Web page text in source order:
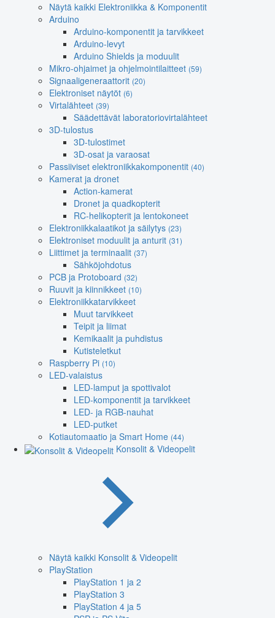
Näytä kaikki Elektroniikka & Komponentit
Arduino
Arduino-komponentit ja tarvikkeet
Arduino-levyt
Arduino Shields ja moduulit
Mikro-ohjaimet ja ohjelmointilaitteet (59)
Signaaligeneraattorit (20)
Elektroniset näytöt (6)
Virtalähteet (39)
Säädettävät laboratoriovirtalähteet
3D-tulostus
3D-tulostimet
3D-osat ja varaosat
Passiiviset elektroniikkakomponentit (40)
Kamerat ja dronet
Action-kamerat
Dronet ja quadkopterit
RC-helikopterit ja lentokoneet
Elektroniikkalaatikot ja säilytys (23)
Elektroniset moduulit ja anturit (31)
Liittimet ja terminaalit (37)
Sähköjohdotus
PCB ja Protoboard (32)
Ruuvit ja kiinnikkeet (10)
Elektroniikkatarvikkeet
Muut tarvikkeet
Teipit ja liimat
Kemikaalit ja puhdistus
Kutisteletkut
Raspberry Pi (10)
LED-valaistus
LED-lamput ja spottivalot
LED-komponentit ja tarvikkeet
LED- ja RGB-nauhat
LED-putket
Kotiautomaatio ja Smart Home (44)
Konsolit & Videopelit
Näytä kaikki Konsolit & Videopelit
PlayStation
PlayStation 1 ja 2
PlayStation 3
PlayStation 4 ja 5